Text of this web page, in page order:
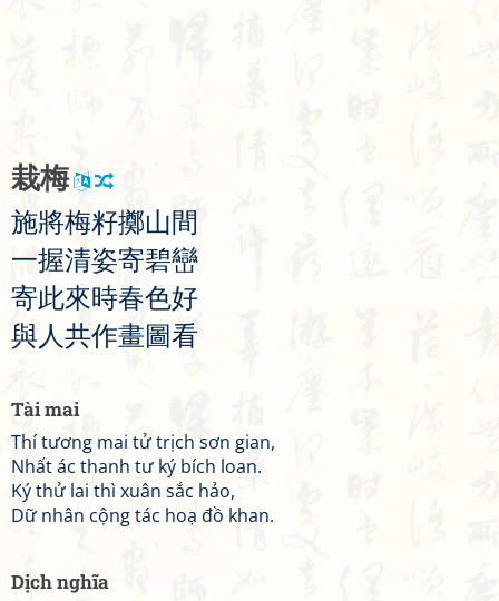
栽梅
施將梅籽擲山間
一握清姿寄碧巒
寄此來時春色好
與 人共作畫圖看
Tài mai
Thí tương mai tử trịch sơn gian,
Nhất ác thanh tư ký bích loan.
Ký thử lai thì xuân sắc hảo,
Dữ nhân cộng tác hoạ đồ khan.
Dịch nghĩa